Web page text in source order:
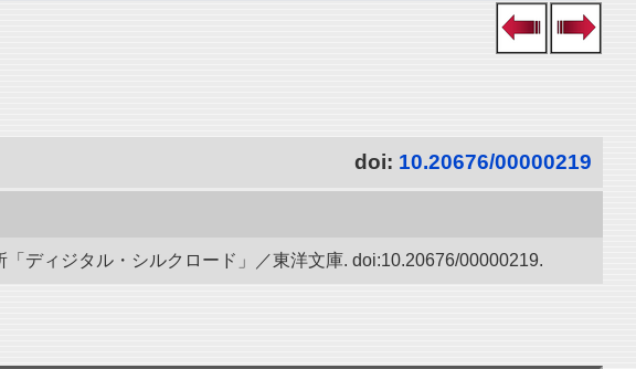
doi: 10.20676/00000219
ディジタル・シルクロード」／東洋文庫. doi:10.20676/00000219.